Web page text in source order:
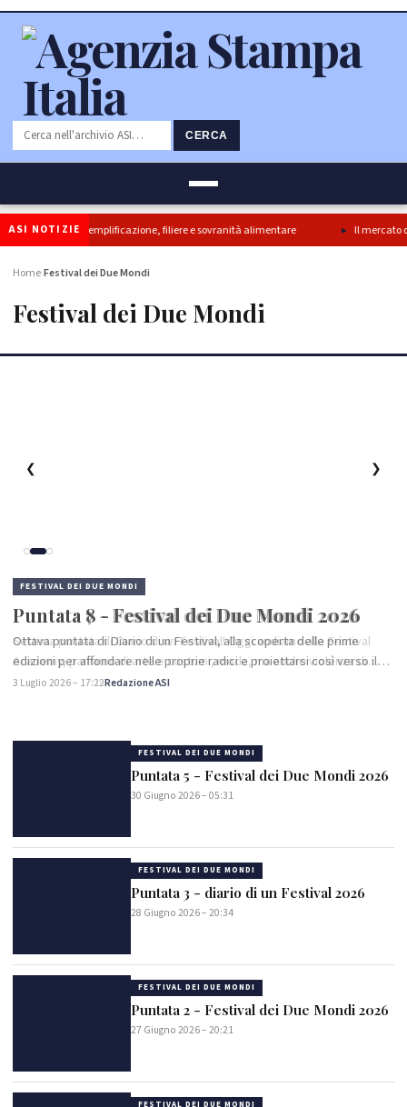
CERCA
ASI NOTIZIE
svolta per semplificazione, filiere e sovranità alimentare Il mercato dei
HomeFestival dei Due Mondi
Festival dei Due Mondi
❮ ❯
FESTIVAL DEI DUE MONDI
Puntata 7 - Festival dei Due Mondi 2026
Settima puntata di Diario di un Festival! Oggi andiamo alla Festival
Academy, parliamo di arte e costumi, moda, ma anche violenza di
genere e patriarcato... Per finire rilassandoci con una grande…
2 Luglio 2026 – 17:15Redazione ASI
FESTIVAL DEI DUE MONDI
Puntata 5 - Festival dei Due Mondi 2026
30 Giugno 2026 – 05:31
FESTIVAL DEI DUE MONDI
Puntata 3 - diario di un Festival 2026
28 Giugno 2026 – 20:34
FESTIVAL DEI DUE MONDI
Puntata 2 - Festival dei Due Mondi 2026
27 Giugno 2026 – 20:21